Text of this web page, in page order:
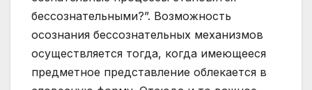
бессознательными?”. Возможность
осознания бессознательных механизмов
осуществляется тогда, когда имеющееся
предметное представление облекается в